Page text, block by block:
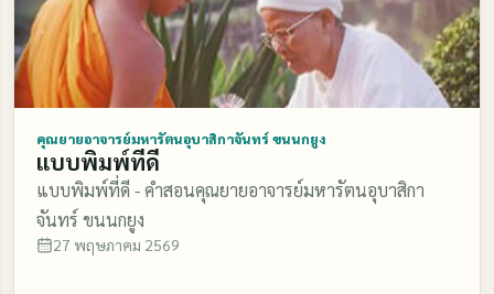
คุณยายอาจารย์มหารัตนอุบาสิกาจันทร์ ขนนกยูง
แบบพิมพ์ที่ดี
แบบพิมพ์ที่ดี - คำสอนคุณยายอาจารย์มหารัตนอุบาสิกา
จันทร์ ขนนกยูง
27 พฤษภาคม 2569